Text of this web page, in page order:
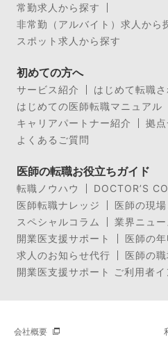
常勤求人から探す
非常勤（アルバイト）求人から
スポット求人から探す
初めての方へ
サービス紹介
はじめて転職
はじめての医師転職マニュアル
キャリアパートナー紹介
拠
よくあるご質問
医師の転職お役立ちガイド
転職ノウハウ
DOCTOR’S
医師転職ナレッジ
医師の現
スペシャルコラム
業界ニュー
開業医支援サポート
医師の
求人のお知らせ代行
医師の
開業医支援サポート ご利用者イ
会社概要